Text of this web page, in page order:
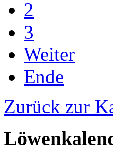
2
3
Weiter
Ende
Zurück zur